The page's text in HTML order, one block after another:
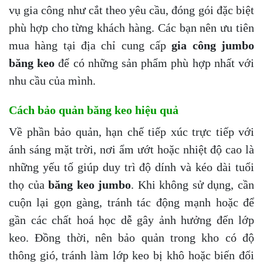
vụ gia công như cắt theo yêu cầu, đóng gói đặc biệt
phù hợp cho từng khách hàng. Các bạn nên ưu tiên
mua hàng tại địa chỉ cung cấpgia công jumbo
băng keo để có những sản phẩm phù hợp nhất với
nhu cầu của mình.
Cách bảo quản băng keo hiệu quả
Về phần bảo quản, hạn chế tiếp xúc trực tiếp với
ánh sáng mặt trời, nơi ẩm ướt hoặc nhiệt độ cao là
những yếu tố giúp duy trì độ dính và kéo dài tuổi
thọ củabăng keo jumbo. Khi không sử dụng, cần
cuộn lại gọn gàng, tránh tác động mạnh hoặc để
gần các chất hoá học dễ gây ảnh hưởng đến lớp
keo. Đồng thời, nên bảo quản trong kho có độ
thông gió, tránh làm lớp keo bị khô hoặc biến đổi